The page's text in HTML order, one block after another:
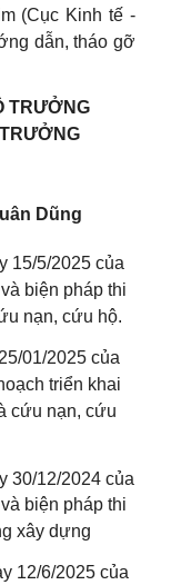
(Cục Kinh tế -
dẫn, tháo gỡ
TRƯỞNG
Dũng
15/5/2025 của
biện pháp thi
nạn, cứu hộ.
01/2025 của
triển khai
cứu nạn, cứu
30/12/2024 của
biện pháp thi
xây dựng
12/6/2025 của